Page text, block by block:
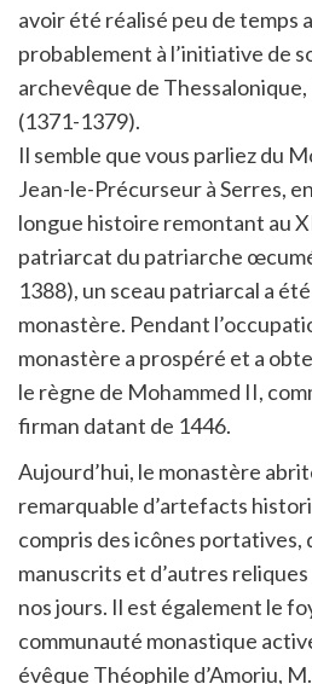
avoir été réalisé peu de temps
probablement à l’initiative de
archevêque de
(1371-1379).
Il semble que vous parliez du
Jean-le-Précurseur à Serres,
longue histoire remontant au
patriarcat du patriarche
1388), un sceau patriarcal a
monastère. Pendant
monastère a prospéré et a
le règne de Mohammed II,
firman datant de 1446.
Aujourd’hui, le monastère
remarquable d’artefacts
compris des icônes portatives,
manuscrits et d’autres
nos jours. Il est également le
communauté monastique
évêque Théophile d’Amoriu,